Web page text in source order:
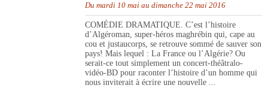
Du mardi 10 mai au dimanche 22 mai 2016
COMÉDIE DRAMATIQUE. C’est l’histoire
d’Algéroman, super-héros maghrébin qui, cape au
cou et justaucorps, se retrouve sommé de sauver son
pays! Mais lequel : La France ou l’Algérie? Ou
serait-ce tout simplement un concert-théâtralo-
vidéo-BD pour raconter l’histoire d’un homme qui
nous inviterait à écrire une nouvelle ...